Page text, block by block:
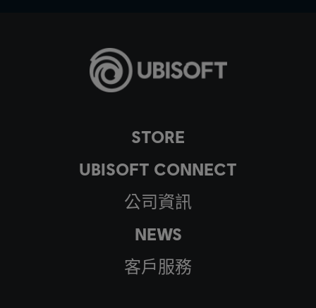
STORE
UBISOFT CONNECT
公司資訊
NEWS
客戶服務